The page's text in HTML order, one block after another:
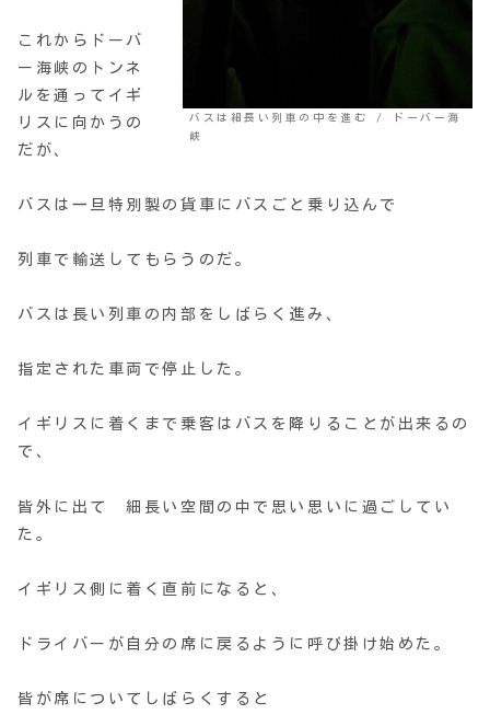
バスは細長い列車の中を進む / ドーバー海
峡
これからドーバ
ー海峡のトンネ
ルを通ってイギ
リスに向かうの
だが、
バスは一旦特別製の貨車にバスごと乗り込んで
列車で輸送してもらうのだ。
バスは長い列車の内部をしばらく進み、
指定された車両で停止した。
イギリスに着くまで乗客はバスを降りることが出来るの
で、
皆外に出て 細長い空間の中で思い思いに過ごしてい
た。
イギリス側に着く直前になると、
ドライバーが自分の席に戻るように呼び掛け始めた。
皆が席についてしばらくすると